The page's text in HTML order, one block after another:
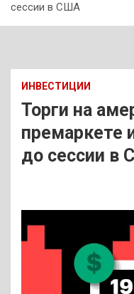
сессии в США
ИНВЕСТИЦИИ
Торги на
премаркете
до сессии в